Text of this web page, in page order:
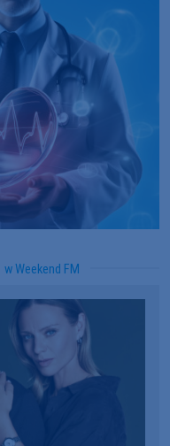
w Weekend FM